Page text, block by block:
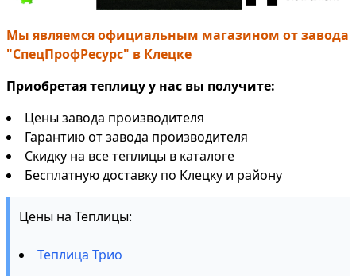
Мы являемся официальным магазином от завода
"СпецПрофРесурс" в Клецке
Приобретая теплицу у нас вы получите:
Цены завода производителя
Гарантию от завода производителя
Скидку на все теплицы в каталоге
Бесплатную доставку по Клецку и району
Цены на Теплицы:
Теплица Трио